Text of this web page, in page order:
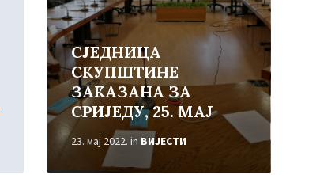
СЈЕДНИЦА
СКУПШТИНЕ
ЗАКАЗАНА ЗА
СРИЈЕДУ, 25. МАЈ
23. мај 2022. in ВИЈЕСТИ